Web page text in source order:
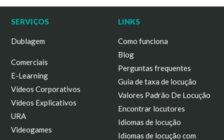
SERVIÇOS
Dublagem
Comerciais
E-Learning
Vídeos Corporativos
Vídeos Explicativos
URA
Videogames
LINKS
Como funciona
Blog
Perguntas frequentes
Guia de taxa de locução
Valores Padrão De Locução
Encontrar locutores
Idiomas de locução
Idiomas de locução com